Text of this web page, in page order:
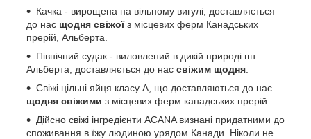
Качка - вирощена на вільному вигулі, доставляється
до нас щодня свіжоїз місцевих ферм Канадських
прерій, Альберта.
Північний судак - виловлений в дикій природі шт.
Альберта, доставляється до нас свіжим щодня
Свіжі цільні яйця класу А, що доставляються до нас
щодня свіжими з місцевих ферм канадських прерій.
Дійсно свіжі інгредієнти ACANA визнані придатними до
споживання в їжу людиною урядом Канади. Ніколи не